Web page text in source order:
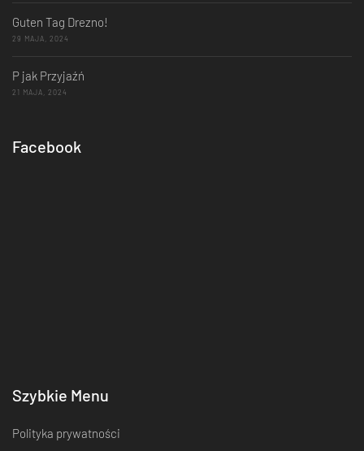
Guten Tag Drezno!
29 MAJA, 2024
P jak Przyjaźń
21 MAJA, 2024
Facebook
Szybkie Menu
Polityka prywatności